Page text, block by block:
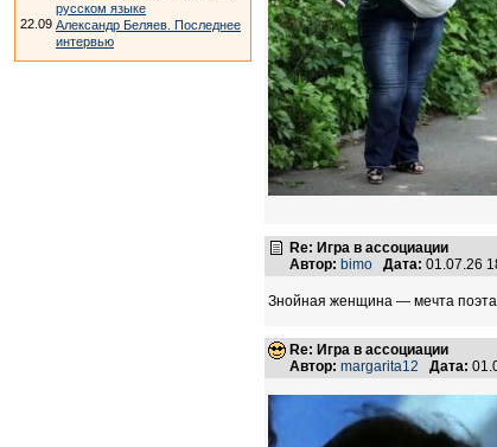
русском языке
22.09 Александр Беляев. Последнее
интервью
Re: Игра в ассоциации
Автор: bimo Дата: 01.07.26
Знойная женщина — мечта поэта
Re: Игра в ассоциации
Автор: margarita12 Дата: